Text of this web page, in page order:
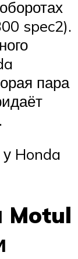
spec2).
пара
у Honda
Motul